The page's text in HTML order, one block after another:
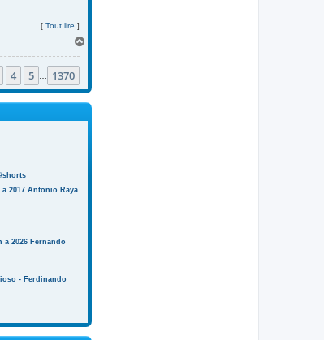
[ Tout lire ]
4 5 1370
2017 Antonio Raya
2026 Fernando
- Ferdinando